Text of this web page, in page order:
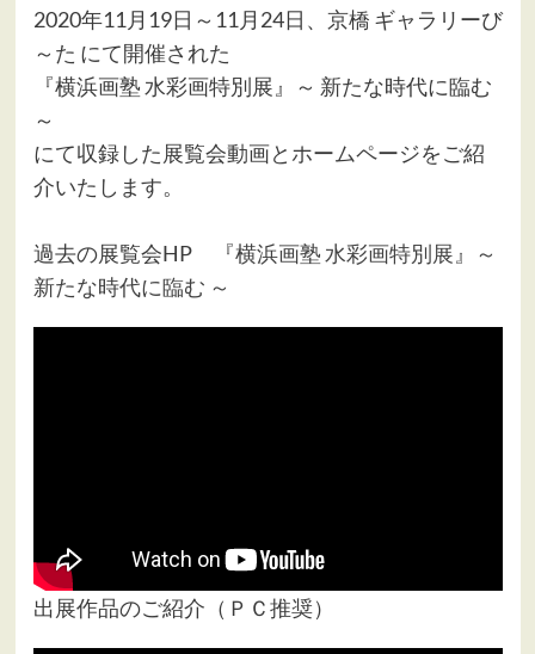
2020年11月19日～11月24日、京橋 ギャラリーび
～た にて開催された
『横浜画塾 水彩画特別展』～ 新たな時代に臨む
～
にて収録した展覧会動画とホームページをご紹
介いたします。
過去の展覧会HP
『横浜画塾 水彩画特別展』～
新たな時代に臨む ～
出展作品のご紹介（ＰＣ推奨）